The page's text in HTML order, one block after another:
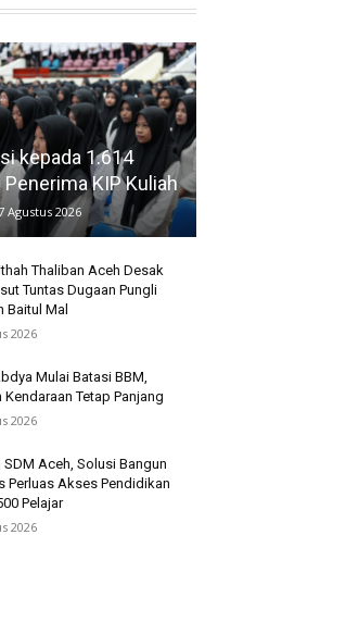
kepada 1.614
KIP Kuliah
Agustus 2026
Thaliban Aceh Desak
Tuntas Dugaan Pungli
Baitul Mal
2026
Mulai Batasi BBM,
Kendaraan Tetap Panjang
2026
SDM Aceh, Solusi Bangun
Perluas Akses Pendidikan
Pelajar
2026